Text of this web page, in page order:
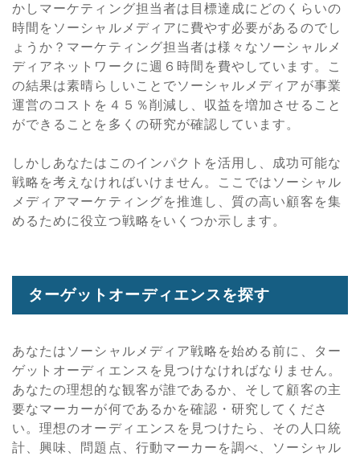
かしマーケティング担当者は目標達成にどのくらいの
時間をソーシャルメディアに費やす必要があるのでし
ょうか？マーケティング担当者は様々なソーシャルメ
ディアネットワークに週６時間を費やしています。こ
の結果は素晴らしいことでソーシャルメディアが事業
運営のコストを４５％削減し、収益を増加させること
ができることを多くの研究が確認しています。
しかしあなたはこのインパクトを活用し、成功可能な
戦略を考えなければいけません。ここではソーシャル
メディアマーケティングを推進し、質の高い顧客を集
めるために役立つ戦略をいくつか示します。
ターゲットオーディエンスを探す
あなたはソーシャルメディア戦略を始める前に、ター
ゲットオーディエンスを見つけなければなりません。
あなたの理想的な観客が誰であるか、そして顧客の主
要なマーカーが何であるかを確認・研究してくださ
い。理想のオーディエンスを見つけたら、その人口統
計、興味、問題点、行動マーカーを調べ、ソーシャル